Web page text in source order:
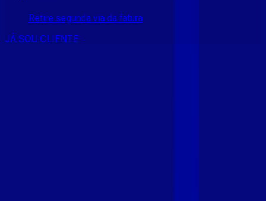
Retire segunda via da fatura
JÁ SOU CLIENTE